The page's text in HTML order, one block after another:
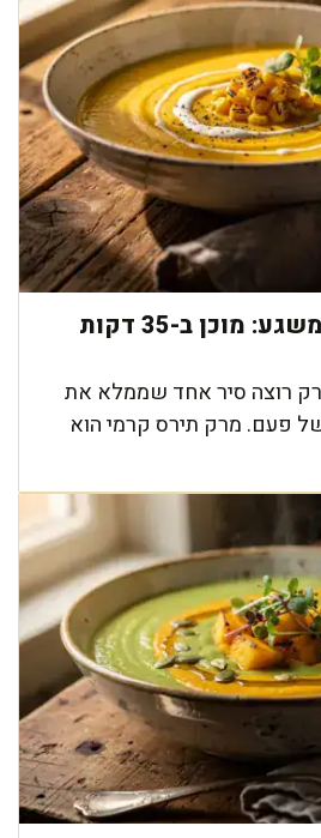
מרק תירס קרמי משגע: מוכן ב-35 דקות
רוצה סיר אחד שממלא את
פעם. מרק תירס קרמי הוא